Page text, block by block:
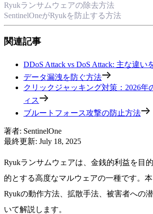
Ryukランサムウェアの除去方法
SentinelOneがRyukを防止する方法
関連記事
DDoS Attack vs DoS Attack: 主な違い
データ漏洩を防ぐ方法
クリックジャッキング対策：2026年
ィス
ブルートフォース攻撃の防止方法
著者: SentinelOne
最終更新: July 18, 2025
Ryukランサムウェアは、金銭的利益を目
的とする高度なマルウェアの一種です。本
Ryukの動作方法、拡散手法、被害者への
いて解説します。